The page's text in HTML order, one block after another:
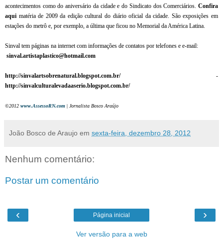
acontecimentos como do aniversário da cidade e do Sindicato dos Comerciários. Confira
aqui matéria de 2009 da edição cultural do diário oficial da cidade. São exposições em
estações do metrô e, por exemplo, a última que ficou no Memorial da América Latina.
Sinval tem páginas na internet com informações de contatos por telefones e e-mail:
sinval.artistaplastico@hotmail.com
http://sinvalartsobrenatural.blogspot.com.br/-
http://sinvalculturalevadaaserio.blogspot.com.br/
©2012 www.AssessoRN.com | Jornalista Bosco Araújo
João Bosco de Araujo em sexta-feira, dezembro 28, 2012
Nenhum comentário:
Postar um comentário
‹ ›
Página inicial
Ver versão para a web